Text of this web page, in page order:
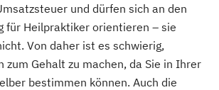
und dürfen sich an den
für Heilpraktiker orientieren – sie
Von daher ist es schwierig,
zum Gehalt zu machen, da Sie in Ihrer
bestimmen können. Auch die